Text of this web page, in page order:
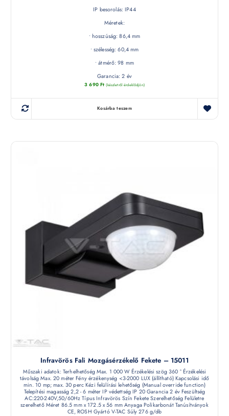
IP besorolás: IP44
Méretek:
• hosszúság: 86,4 mm
• szélesség: 60,4 mm
• átmérő: 98 mm
Garancia: 2 év
3 690 Ft (készletről érdeklődjön)
Kosárba teszem
Infravörös Fali Mozgásérzékelő Fekete – 15011
Műszaki adatok: Terhelhetőség Max. 1 000 W Érzékelési szög 360 ° Érzékelési
távolság Max. 20 méter Fény érzékenység <3-2000 LUX (állítható) Kapcsolási idő
min. 10 mp; max. 30 perc Kézi felülírási lehetőség (Manual override function)
Telepítési magasság 2,2 - 6 méter IP védettség IP 20 Garancia 2 év Feszültség
AC:220-240V,50/60Hz Típus Infravörös Szín Fekete Szerelhetőség Felületre
szerelhető Méret 86.5 mm x 172.5 x 56 mm Anyaga Polikarbonát Tanúsítványok
CE, ROSH Gyártó V-TAC Súly 276 g/db